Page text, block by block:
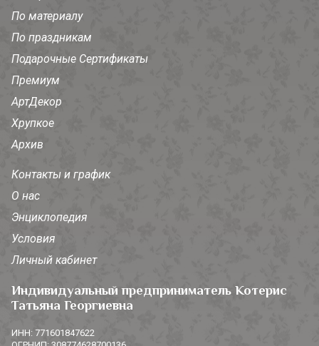
По материалу
По праздникам
Подарочные Сертификаты
Премиум
АртДекор
Хрупкое
Архив
Контакты и график
О нас
Энциклопедия
Условия
Личный кабинет
Индивидуальный предприниматель Котерис
Татьяна Георгиевна
ИНН: 771601847622